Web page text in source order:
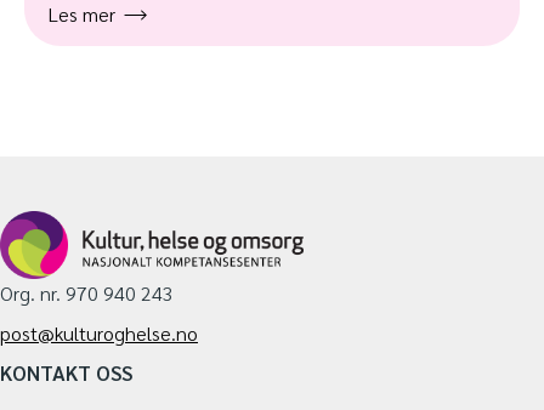
Les mer
Org. nr. 970 940 243
post@kulturoghelse.no
KONTAKT OSS